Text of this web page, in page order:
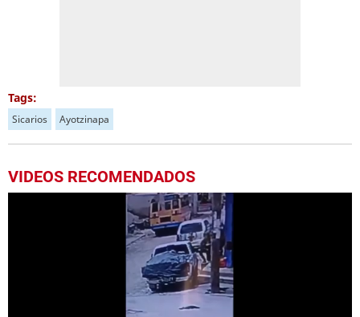
Tags:
Sicarios Ayotzinapa
VIDEOS RECOMENDADOS